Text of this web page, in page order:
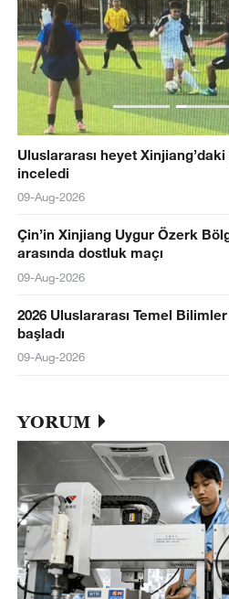
Uluslararası heyet
inceledi
09-Aug-2026
Çin’in Xinjiang Uygur Özerk
arasında dostluk maçı
09-Aug-2026
2026 Uluslararası Temel
başladı
09-Aug-2026
YORUM